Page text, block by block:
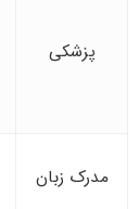
پزشکی
مدرک زبان